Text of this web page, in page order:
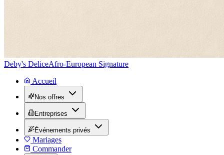
Deby's DeliceAfro-European Signature
Accueil
Nos offres
Entreprises
Événements privés
Mariages
Commander